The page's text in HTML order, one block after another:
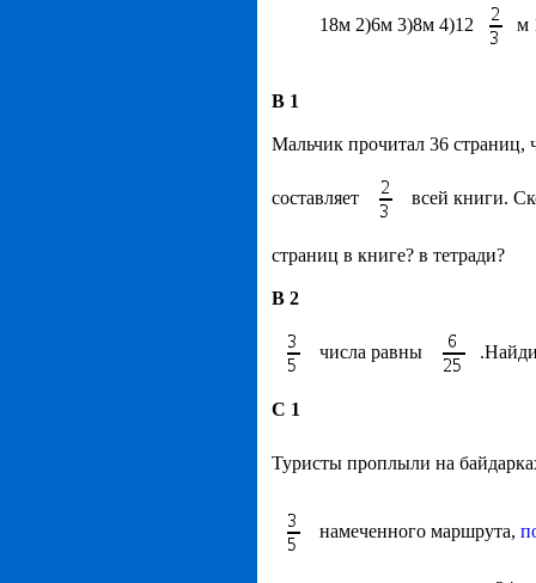
18м 2)6м 3)8м 4)12 м
В 1
Мальчик прочитал 36 страниц,
составляет всей книги.
страниц в книге? в тетради?
В 2
числа равны
С 1
Туристы проплыли на
намеченного маршрута,